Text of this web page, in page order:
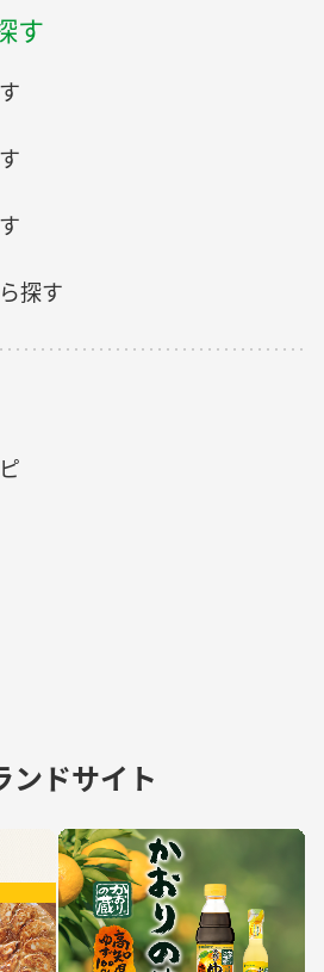
す
探す
ンドサイト